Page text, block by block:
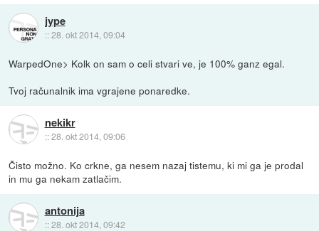
jype
::28. okt 2014, 09:04
WarpedOne> Kolk on sam o celi stvari ve, je 100% ganz egal.
Tvoj računalnik ima vgrajene ponaredke.
nekikr
::28. okt 2014, 09:06
Čisto možno. Ko crkne, ga nesem nazaj tistemu, ki mi ga je prodal
in mu ga nekam zatlačim.
antonija
::28. okt 2014, 09:42